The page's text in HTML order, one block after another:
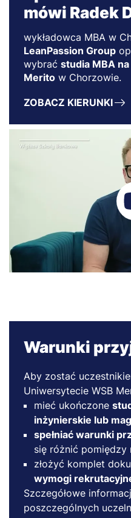
mówi Radek
wykładowca MBA w
LeanPassion Group
wybrać studia MBA
Merito w Chorzowie.
ZOBACZ KIERUNKI
Warunki
Aby zostać
Uniwersytecie WSB
mieć ukończone
inżynierskie lub
spełniać warunki
się różnić
złożyć komplet
wymogi
Szczegółowe
poszczególnych